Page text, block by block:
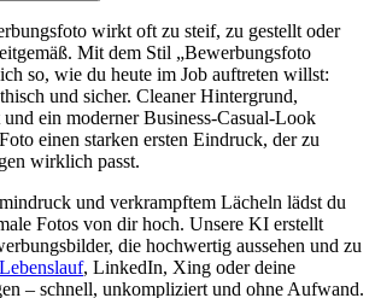
wirkt oft zu steif, zu gestellt oder
Mit dem Stil „Bewerbungsfoto
so, wie du heute im Job auftreten willst:
und sicher. Cleaner Hintergrund,
ein moderner Business-Casual-Look
einen starken ersten Eindruck, der zu
wirklich passt.
und verkrampftem Lächeln lädst du
Fotos von dir hoch. Unsere KI erstellt
die hochwertig aussehen und zu
Lebenslauf, LinkedIn, Xing oder deine
– schnell, unkompliziert und ohne Aufwand.